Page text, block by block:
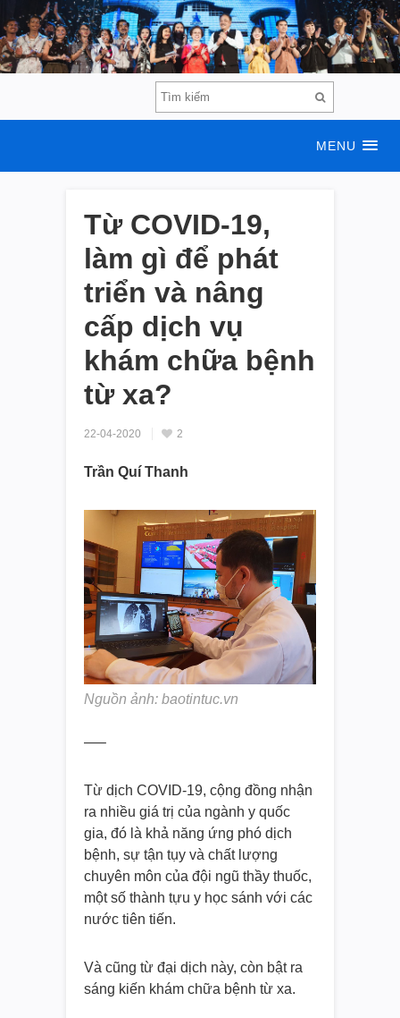
MENU
Từ COVID-19,
làm gì để phát
triển và nâng
cấp dịch vụ
khám chữa bệnh
từ xa?
22-04-2020 2
Trần Quí Thanh
Nguồn ảnh: baotintuc.vn
—–
Từ dịch COVID-19, cộng đồng nhận
ra nhiều giá trị của ngành y quốc
gia, đó là khả năng ứng phó dịch
bệnh, sự tận tụy và chất lượng
chuyên môn của đội ngũ thầy thuốc,
một số thành tựu y học sánh với các
nước tiên tiến.
Và cũng từ đại dịch này, còn bật ra
sáng kiến khám chữa bệnh từ xa.